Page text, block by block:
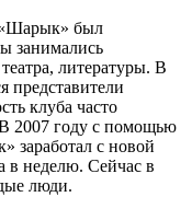
был
занимались
литературы. В
представители
клуба часто
В 2007 году с помощью
заработал с новой
в неделю. Сейчас в
люди.